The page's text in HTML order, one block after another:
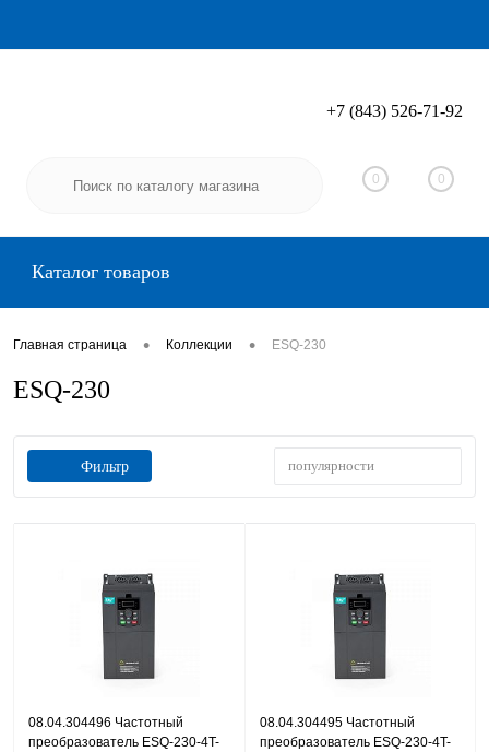
Вход Регистрация
+7 (843) 526-71-92
0 0
Каталог товаров
Главная страница • Коллекции • ESQ-230
ESQ-230
Фильтр популярности
08.04.304496 Частотный
преобразователь ESQ-230-4T-
08.04.304495 Частотный
преобразователь ESQ-230-4T-